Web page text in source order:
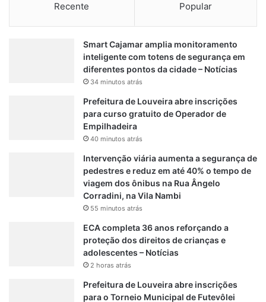
h
Recente Popular
Smart Cajamar amplia monitoramento
inteligente com totens de segurança em
diferentes pontos da cidade – Notícias
34 minutos atrás
Prefeitura de Louveira abre inscrições
para curso gratuito de Operador de
Empilhadeira
40 minutos atrás
Intervenção viária aumenta a segurança de
pedestres e reduz em até 40% o tempo de
viagem dos ônibus na Rua Ângelo
Corradini, na Vila Nambi
55 minutos atrás
ECA completa 36 anos reforçando a
proteção dos direitos de crianças e
adolescentes – Notícias
2 horas atrás
Prefeitura de Louveira abre inscrições
para o Torneio Municipal de Futevôlei